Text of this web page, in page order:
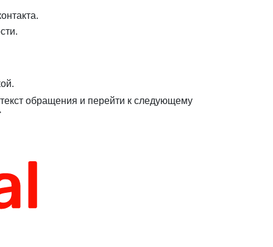
обращения и перейти к следующему